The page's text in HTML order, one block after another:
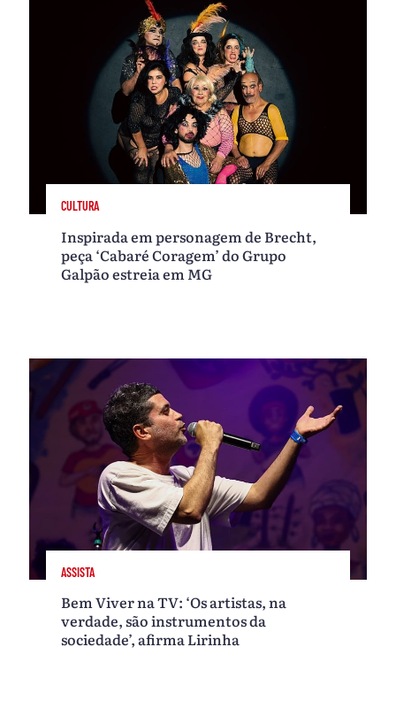
CULTURA
Inspirada em personagem de Brecht,
peça ‘Cabaré Coragem’ do Grupo
Galpão estreia em MG
ASSISTA
Bem Viver na TV: ‘Os artistas, na
verdade, são instrumentos da
sociedade’, afirma Lirinha